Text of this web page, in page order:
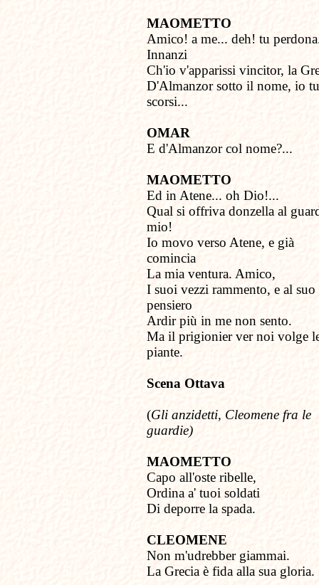
MAOMETTO
Amico! a me... deh! tu
Innanzi
Ch'io v'apparissi vincitor, la
D'Almanzor sotto il nome, io
scorsi...
OMAR
E d'Almanzor col nome?...
MAOMETTO
Ed in Atene... oh Dio!...
Qual si offriva donzella al
mio!
Io movo verso Atene, e già
comincia
La mia ventura. Amico,
I suoi vezzi rammento, e al suo
pensiero
Ardir più in me non sento.
Ma il prigionier ver noi volge
piante.
Scena Ottava
(Gli anzidetti, Cleomene fra le
guardie)
MAOMETTO
Capo all'oste ribelle,
Ordina a' tuoi soldati
Di deporre la spada.
CLEOMENE
Non m'udrebber giammai.
La Grecia è fida alla sua gloria.